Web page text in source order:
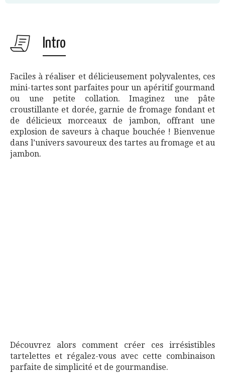
Intro
Faciles à réaliser et délicieusement polyvalentes, ces
mini-tartes sont parfaites pour un apéritif gourmand
ou une petite collation. Imaginez une pâte
croustillante et dorée, garnie de fromage fondant et
de délicieux morceaux de jambon, offrant une
explosion de saveurs à chaque bouchée ! Bienvenue
dans l’univers savoureux des tartes au fromage et au
jambon.
Découvrez alors comment créer ces irrésistibles
tartelettes et régalez-vous avec cette combinaison
parfaite de simplicité et de gourmandise.